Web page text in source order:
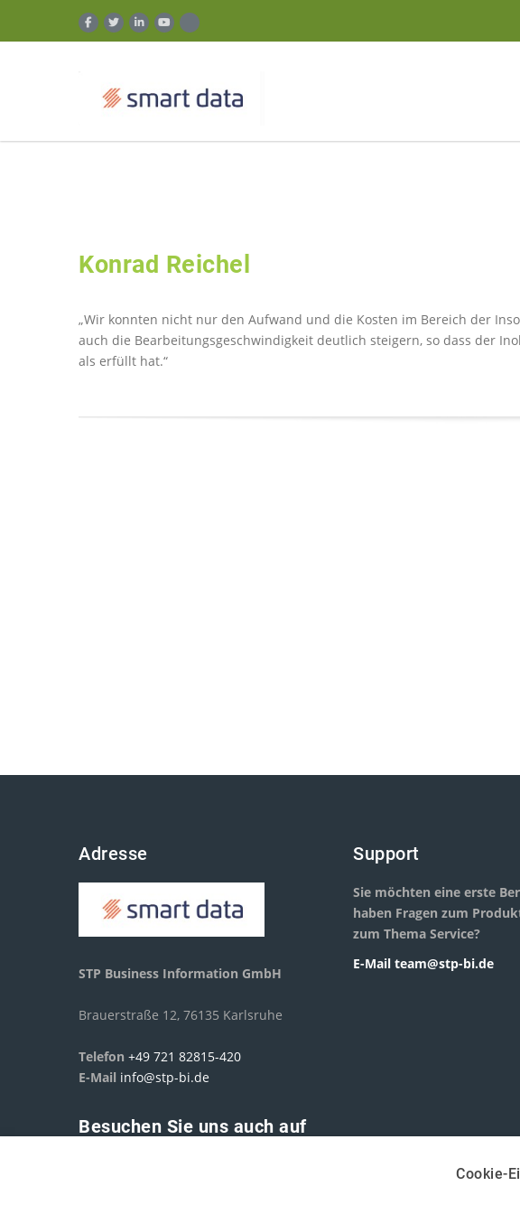
Konrad Reichel
„Wir konnten nicht nur den Aufwand und die Kosten im Bereich der
auch die Bearbeitungsgeschwindigkeit deutlich steigern, so dass der
als erfüllt hat.“
Adresse
STP Business Information GmbH
Brauerstraße 12, 76135 Karlsruhe
Telefon +49 721 82815-420
E-Mail info@stp-bi.de
Besuchen Sie uns auch auf
Support
Sie möchten eine erste
haben Fragen zum
zum Thema Service?
E-Mail team@stp-bi.de
Cookie-